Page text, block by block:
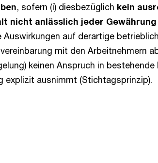
, sofern (i) diesbezüglich kein
nicht anlässlich jeder
auf derartige
mit den Arbeitnehmern
keinen Anspruch in
explizit ausnimmt (Stichtagsprinzip).